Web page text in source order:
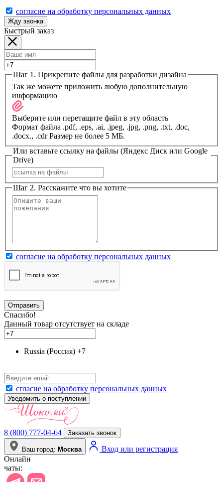
согласие на обработку персональных данных
Жду звонка
Быстрый заказ
Шаг 1. Прикрепите файлы для разработки дизайна
Так же можете приложить любую дополнительную
информацию
Выберите или перетащите файл в эту область
Формат файла .pdf, .eps, .ai, .jpeg, .jpg, .png, .txt, .doc,
.docx., .cdr Размер не более 5 МБ.
Или вставьте ссылку на файлы (Яндекс Диск или Google
Drive)
Шаг 2. Расскажите что вы хотите
согласие на обработку персональных данных
Отправить
Спасибо!
Данный товар отсутствует на складе
Russia (Россия) +7
сгласие на обработку персональных данных
Уведомить о поступлении
8 (800) 777-04-64 Заказать звонок
Ваш город: Москва
Вход или регистрация
Онлайн
чаты: